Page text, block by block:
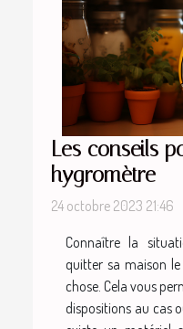
Les conseils
hygromètre
24 octobre 2023 21:46
Connaître la
quitter sa maison
chose. Cela vous
dispositions au cas